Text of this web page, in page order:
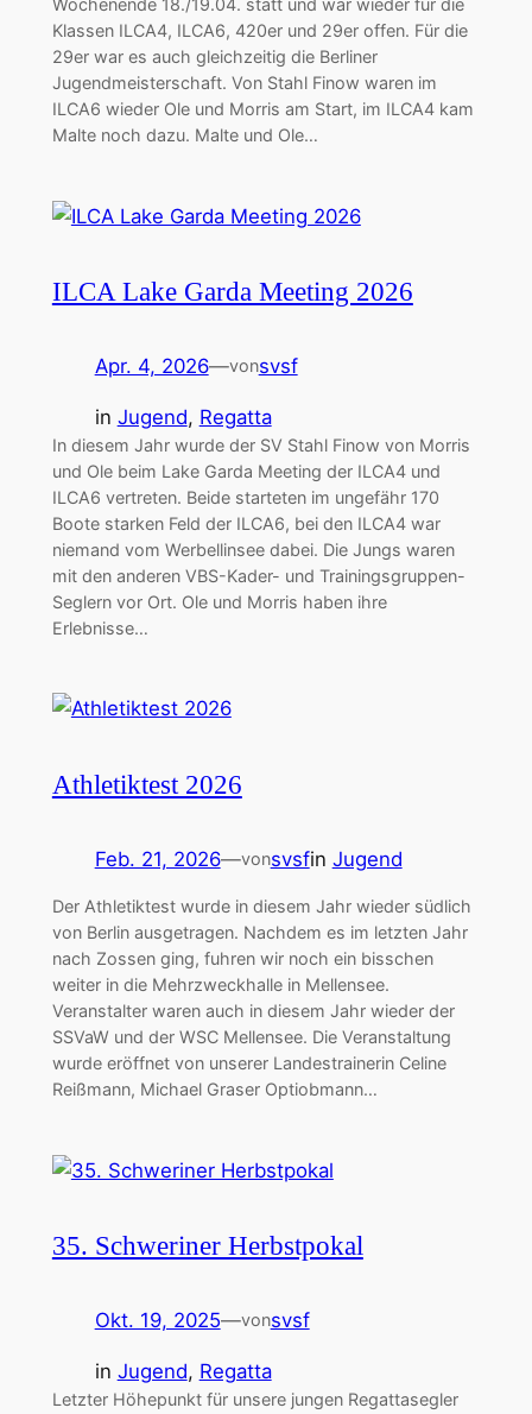
Wochenende 18./19.04. statt und war wieder für die
Klassen ILCA4, ILCA6, 420er und 29er offen. Für die
29er war es auch gleichzeitig die Berliner
Jugendmeisterschaft. Von Stahl Finow waren im
ILCA6 wieder Ole und Morris am Start, im ILCA4 kam
Malte noch dazu. Malte und Ole…
ILCA Lake Garda Meeting 2026
Apr. 4, 2026—vonsvsf
in Jugend, Regatta
In diesem Jahr wurde der SV Stahl Finow von Morris
und Ole beim Lake Garda Meeting der ILCA4 und
ILCA6 vertreten. Beide starteten im ungefähr 170
Boote starken Feld der ILCA6, bei den ILCA4 war
niemand vom Werbellinsee dabei. Die Jungs waren
mit den anderen VBS-Kader- und Trainingsgruppen-
Seglern vor Ort. Ole und Morris haben ihre
Erlebnisse…
Athletiktest 2026
Feb. 21, 2026—vonsvsfin Jugend
Der Athletiktest wurde in diesem Jahr wieder südlich
von Berlin ausgetragen. Nachdem es im letzten Jahr
nach Zossen ging, fuhren wir noch ein bisschen
weiter in die Mehrzweckhalle in Mellensee.
Veranstalter waren auch in diesem Jahr wieder der
SSVaW und der WSC Mellensee. Die Veranstaltung
wurde eröffnet von unserer Landestrainerin Celine
Reißmann, Michael Graser Optiobmann…
35. Schweriner Herbstpokal
Okt. 19, 2025—vonsvsf
in Jugend, Regatta
Letzter Höhepunkt für unsere jungen Regattasegler